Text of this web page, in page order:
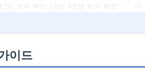
), 좌우 분리 난방, 4.5점 높은 평점
매
기
EMF 인증 전자파 차단 및 11중 안
, 1도 단위 정밀 온도 조절, 퀸/킹 사
매
이드